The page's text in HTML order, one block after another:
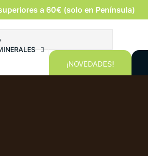
a 60€ (solo en Península)
¡NOVEDADES!